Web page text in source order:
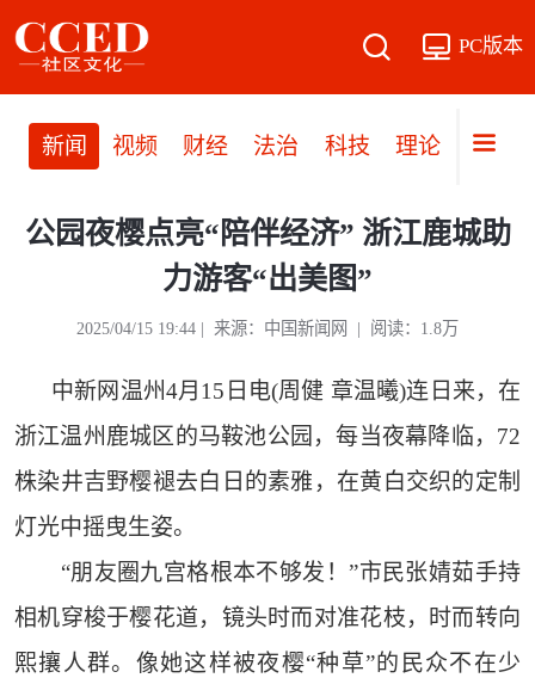
PC版本
新闻 视频 财经 法治 科技 理论 党建
公园夜樱点亮“陪伴经济” 浙江鹿城助
力游客“出美图”
2025/04/15 19:44 | 来源：中国新闻网 | 阅读：1.8万
中新网温州4月15日电(周健 章温曦)连日来，在
浙江温州鹿城区的马鞍池公园，每当夜幕降临，72
株染井吉野樱褪去白日的素雅，在黄白交织的定制
灯光中摇曳生姿。
“朋友圈九宫格根本不够发！”市民张婧茹手持
相机穿梭于樱花道，镜头时而对准花枝，时而转向
熙攘人群。像她这样被夜樱“种草”的民众不在少